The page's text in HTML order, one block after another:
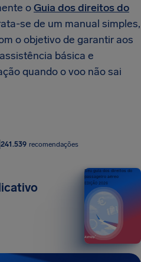
oGuia dos direitos do
se de um manual simples,
o objetivo de garantir aos
básica e
quando o voo não sai
241.539 recomendações
Seu guia dos direitos do
passageiro aéreo
EDIÇÃO 2026